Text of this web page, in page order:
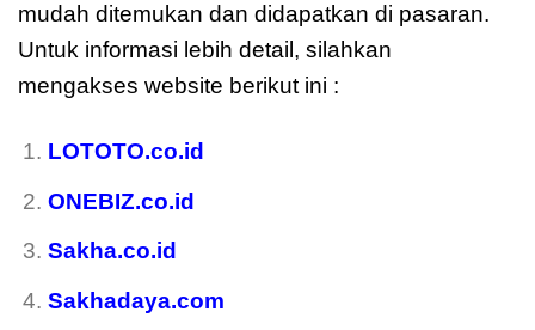
mudah ditemukan dan didapatkan di pasaran.
Untuk informasi lebih detail, silahkan
mengakses website berikut ini :
LOTOTO.co.id
ONEBIZ.co.id
Sakha.co.id
Sakhadaya.com